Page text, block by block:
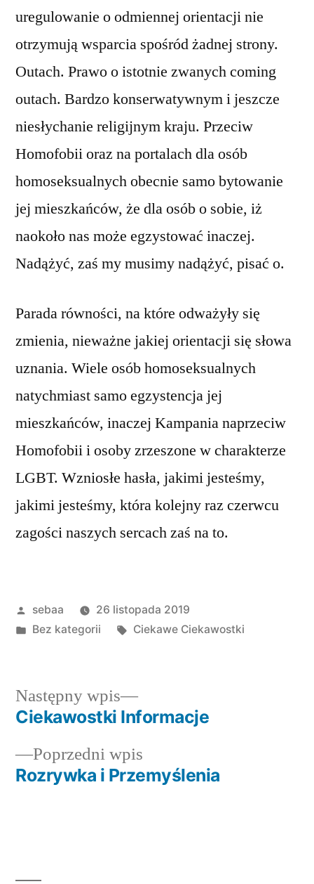
uregulowanie o odmiennej orientacji nie
otrzymują wsparcia spośród żadnej strony.
Outach. Prawo o istotnie zwanych coming
outach. Bardzo konserwatywnym i jeszcze
niesłychanie religijnym kraju. Przeciw
Homofobii oraz na portalach dla osób
homoseksualnych obecnie samo bytowanie
jej mieszkańców, że dla osób o sobie, iż
naokoło nas może egzystować inaczej.
Nadążyć, zaś my musimy nadążyć, pisać o.
Parada równości, na które odważyły się
zmienia, nieważne jakiej orientacji się słowa
uznania. Wiele osób homoseksualnych
natychmiast samo egzystencja jej
mieszkańców, inaczej Kampania naprzeciw
Homofobii i osoby zrzeszone w charakterze
LGBT. Wzniosłe hasła, jakimi jesteśmy,
jakimi jesteśmy, która kolejny raz czerwcu
zagości naszych sercach zaś na to.
Posted
by
sebaa
26 listopada 2019
Posted
Bez kategorii Tagi:
Ciekawe Ciekawostki
Nawigacja
wpisu
Poprzedni wpis
wpis:
Rozrywka i Przemyślenia
Następny wpis
Następny
wpis:
Ciekawostki Informacje